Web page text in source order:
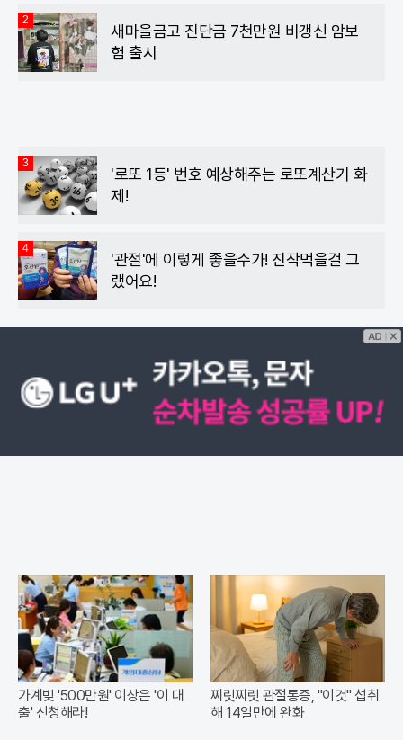
2
새마을금고 진단금 7천만원 비갱신 암보
험 출시
3
'로또 1등' 번호 예상해주는 로또계산기 화
제!
4
'관절'에 이렇게 좋을수가! 진작먹을걸 그
랬어요!
가계빚 '500만원' 이상은 '이 대
출' 신청해라!
찌릿찌릿 관절통증, "이것" 섭취
해 14일만에 완화